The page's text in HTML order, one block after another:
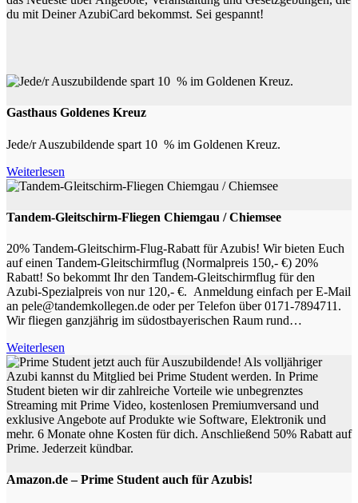
du mit Deiner AzubiCard bekommst. Sei gespannt!
Gasthaus Goldenes Kreuz
Jede/r Auszubildende spart 10 % im Goldenen Kreuz.
Weiterlesen
Tandem-Gleitschirm-Fliegen Chiemgau / Chiemsee
20% Tandem-Gleitschirm-Flug-Rabatt für Azubis! Wir bieten Euch
auf einen Tandem-Gleitschirmflug (Normalpreis 150,- €) 20%
Rabatt! So bekommt Ihr den Tandem-Gleitschirmflug für den
Azubi-Spezialpreis von nur 120,- €. Anmeldung einfach per E-Mail
an pele@tandemkollegen.de oder per Telefon über 0171-7894711.
Wir fliegen ganzjährig im südostbayerischen Raum rund…
Weiterlesen
Amazon.de – Prime Student auch für Azubis!